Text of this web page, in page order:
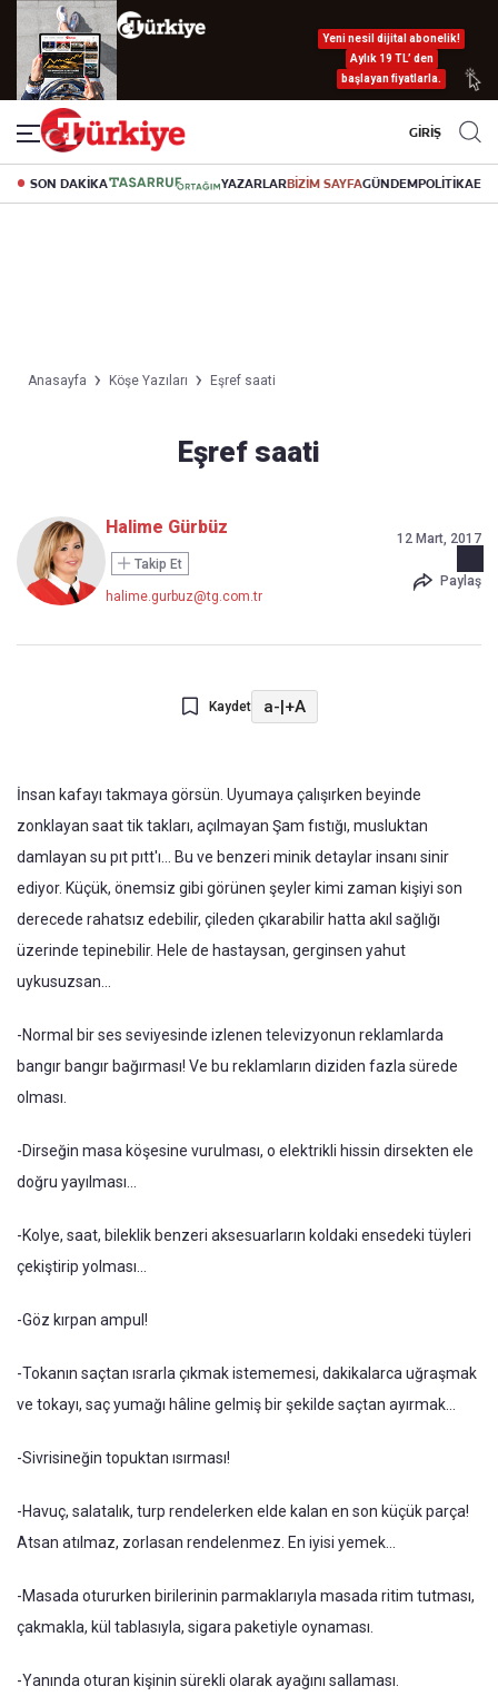
Yeni nesil dijital abonelik!
Aylık 19 TL’ den
başlayan fiyatlarla.
GİRİŞ
SON DAKİKA YAZARLARBİZİM SAYFAGÜNDEMPOLİTİKA
Anasayfa Köşe Yazıları Eşref saati
Eşref saati
Halime Gürbüz
Takip Et
halime.gurbuz@tg.com.tr
12 Mart, 2017
Paylaş
Kaydet a-|+A
İnsan kafayı takmaya görsün. Uyumaya çalışırken beyinde
zonklayan saat tik takları, açılmayan Şam fıstığı, musluktan
damlayan su pıt pıtt'ı... Bu ve benzeri minik detaylar insanı sinir
ediyor. Küçük, önemsiz gibi görünen şeyler kimi zaman kişiyi son
derecede rahatsız edebilir, çileden çıkarabilir hatta akıl sağlığı
üzerinde tepinebilir. Hele de hastaysan, gerginsen yahut
uykusuzsan…
-Normal bir ses seviyesinde izlenen televizyonun reklamlarda
bangır bangır bağırması! Ve bu reklamların diziden fazla sürede
olması.
-Dirseğin masa köşesine vurulması, o elektrikli hissin dirsekten ele
doğru yayılması…
-Kolye, saat, bileklik benzeri aksesuarların koldaki ensedeki tüyleri
çekiştirip yolması...
-Göz kırpan ampul!
-Tokanın saçtan ısrarla çıkmak istememesi, dakikalarca uğraşmak
ve tokayı, saç yumağı hâline gelmiş bir şekilde saçtan ayırmak...
-Sivrisineğin topuktan ısırması!
-Havuç, salatalık, turp rendelerken elde kalan en son küçük parça!
Atsan atılmaz, zorlasan rendelenmez. En iyisi yemek...
-Masada otururken birilerinin parmaklarıyla masada ritim tutması,
çakmakla, kül tablasıyla, sigara paketiyle oynaması.
-Yanında oturan kişinin sürekli olarak ayağını sallaması.